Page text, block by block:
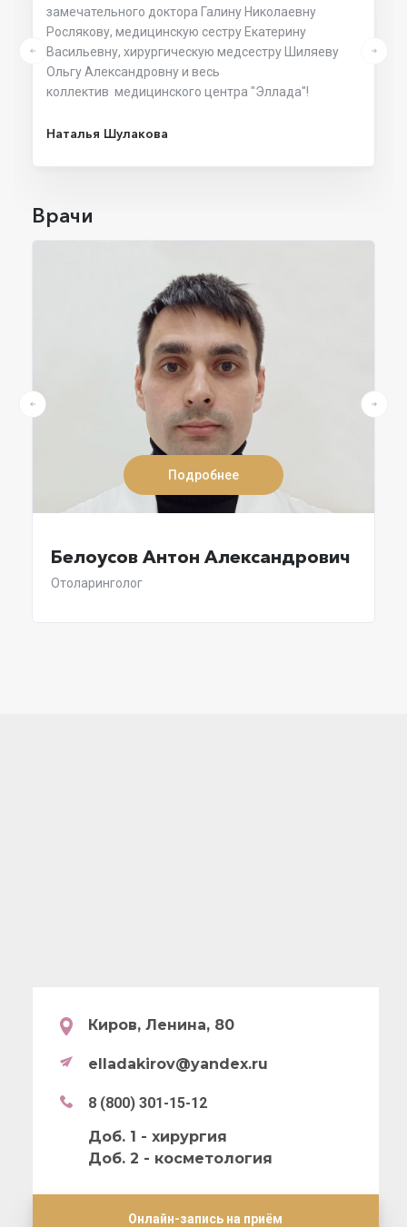
замечательного доктора Галину Николаевну
Рослякову, медицинскую сестру Екатерину
Васильевну, хирургическую медсестру Шиляеву
Ольгу Александровну и весь
коллектив медицинского центра "Эллада"!
Наталья Шулакова
Врачи
Подробнее
Белоусов Антон Александрович
Отоларинголог
Киров, Ленина, 80
elladakirov@yandex.ru
8 (800) 301-15-12
Доб. 1 - хирургия
Доб. 2 - косметология
Онлайн-запись на приём